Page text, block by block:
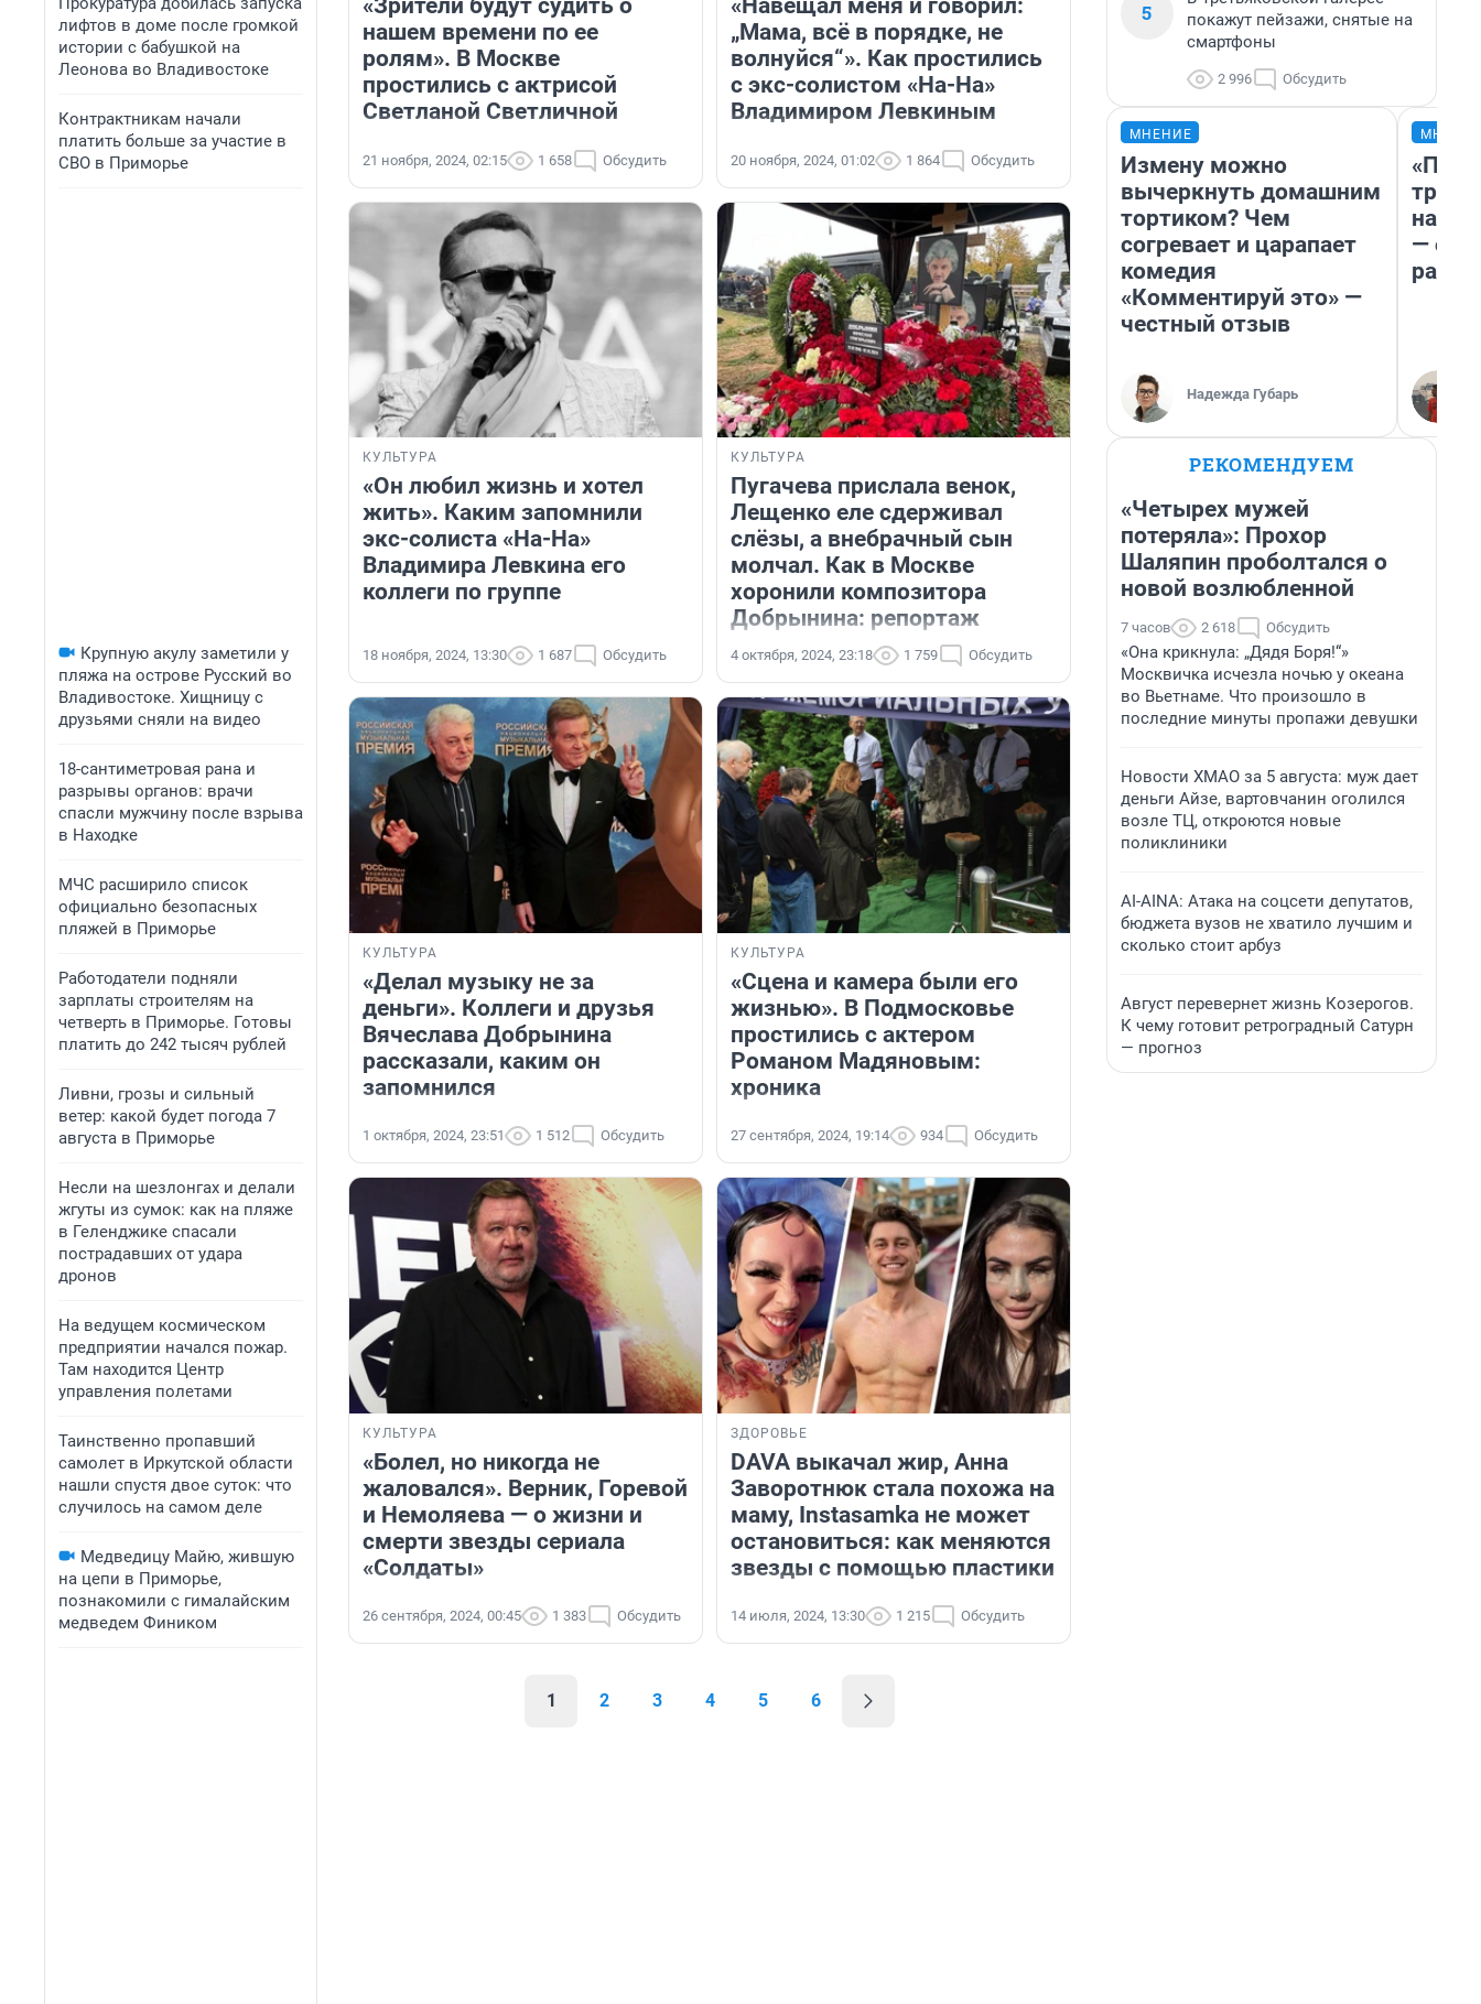
лифтов в доме после громкой
истории с бабушкой на
Леонова во Владивостоке
Контрактникам начали
платить больше за участие в
СВО в Приморье
Крупную акулу заметили у
пляжа на острове Русский во
Владивостоке. Хищницу с
друзьями сняли на видео
18-сантиметровая рана и
разрывы органов: врачи
спасли мужчину после взрыва
в Находке
МЧС расширило список
официально безопасных
пляжей в Приморье
Работодатели подняли
зарплаты строителям на
четверть в Приморье. Готовы
платить до 242 тысяч рублей
Ливни, грозы и сильный
ветер: какой будет погода 7
августа в Приморье
Несли на шезлонгах и делали
жгуты из сумок: как на пляже
в Геленджике спасали
пострадавших от удара
дронов
На ведущем космическом
предприятии начался пожар.
Там находится Центр
управления полетами
Таинственно пропавший
самолет в Иркутской области
нашли спустя двое суток: что
случилось на самом деле
Медведицу Майю, жившую
на цепи в Приморье,
познакомили с гималайским
медведем Фиником
«Зрители будут судить о
нашем времени по ее
ролям». В Москве
простились с актрисой
Светланой Светличной
21 ноября, 2024, 02:15 1 658 Обсудить
«Навещал меня и говорил:
„Мама, всё в порядке, не
волнуйся“». Как простились
с экс-солистом «На-На»
Владимиром Левкиным
20 ноября, 2024, 01:02 1 864 Обсудить
КУЛЬТУРА
«Он любил жизнь и хотел
жить». Каким запомнили
экс-солиста «На-На»
Владимира Левкина его
коллеги по группе
18 ноября, 2024, 13:30 1 687 Обсудить
КУЛЬТУРА
Пугачева прислала венок,
Лещенко еле сдерживал
слёзы, а внебрачный сын
молчал. Как в Москве
хоронили композитора
Добрынина: репортаж
4 октября, 2024, 23:18 1 759 Обсудить
КУЛЬТУРА
«Делал музыку не за
деньги». Коллеги и друзья
Вячеслава Добрынина
рассказали, каким он
запомнился
1 октября, 2024, 23:51 1 512 Обсудить
КУЛЬТУРА
«Сцена и камера были его
жизнью». В Подмосковье
простились с актером
Романом Мадяновым:
хроника
27 сентября, 2024, 19:14 934 Обсудить
КУЛЬТУРА
«Болел, но никогда не
жаловался». Верник, Горевой
и Немоляева — о жизни и
смерти звезды сериала
«Солдаты»
26 сентября, 2024, 00:45 1 383 Обсудить
ЗДОРОВЬЕ
DAVA выкачал жир, Анна
Заворотнюк стала похожа на
маму, Instasamka не может
остановиться: как меняются
звезды с помощью пластики
14 июля, 2024, 13:30 1 215 Обсудить
1 2 3 4 5 6
5
покажут пейзажи, снятые на
смартфоны
2 996 Обсудить
МНЕНИЕ
Измену можно
вычеркнуть домашним
тортиком? Чем
согревает и царапает
комедия
«Комментируй это» —
честный отзыв
Надежда Губарь
на
— об
РЕКОМЕНДУЕМ
«Четырех мужей
потеряла»: Прохор
Шаляпин проболтался о
новой возлюбленной
7 часов 2 618 Обсудить
«Она крикнула: „Дядя Боря!“»
Москвичка исчезла ночью у океана
во Вьетнаме. Что произошло в
последние минуты пропажи девушки
Новости ХМАО за 5 августа: муж дает
деньги Айзе, вартовчанин оголился
возле ТЦ, откроются новые
поликлиники
AI-AINA: Атака на соцсети депутатов,
бюджета вузов не хватило лучшим и
сколько стоит арбуз
Август перевернет жизнь Козерогов.
К чему готовит ретроградный Сатурн
— прогноз